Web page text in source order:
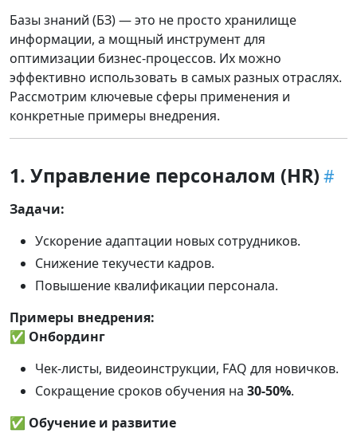
Базы знаний (БЗ) — это не просто хранилище
информации, а мощный инструмент для
оптимизации бизнес-процессов. Их можно
эффективно использовать в самых разных отраслях.
Рассмотрим ключевые сферы применения и
конкретные примеры внедрения.
1. Управление персоналом (HR)
Задачи:
Ускорение адаптации новых сотрудников.
Снижение текучести кадров.
Повышение квалификации персонала.
Примеры внедрения:
✅ Онбординг
Чек-листы, видеоинструкции, FAQ для новичков.
Сокращение сроков обучения на 30-50%.
✅ Обучение и развитие